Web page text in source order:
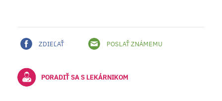
ZDIEĽAŤ POSLAŤ ZNÁMEMU
PORADIŤ SA S LEKÁRNIKOM